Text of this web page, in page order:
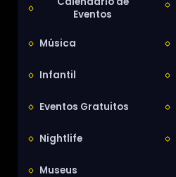
Eventos
Música
Infantil
Eventos Gratuitos
Nightlife
Museus